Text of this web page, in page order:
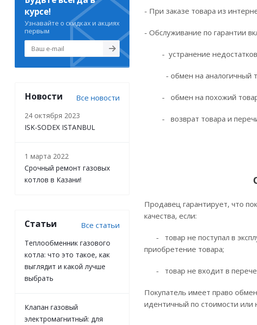
- При заказе товара из
- Обслуживание по гарантии
- устранение недостатков
- обмен на аналогичный
- обмен на похожий товар
- возврат товара и
Продавец гарантирует, что
качества, если:
- товар не поступал в
приобретение товара;
- товар не входит в
Покупатель имеет право
идентичный по стоимости или
курсе!
Узнавайте о скидках и акциях
первым
Новости Все новости
24 октября 2023
ISK-SODEX ISTANBUL
1 марта 2022
Срочный ремонт газовых
котлов в Казани!
Статьи Все статьи
Теплообменник газового
котла: что это такое, как
выглядит и какой лучше
выбрать
Клапан газовый
электромагнитный: для